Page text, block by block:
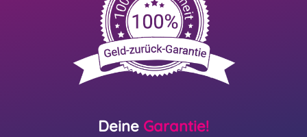
Deine Garantie!